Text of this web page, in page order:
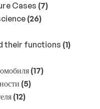
Cases (7)
(26)
their functions (1)
(17)
(5)
(12)